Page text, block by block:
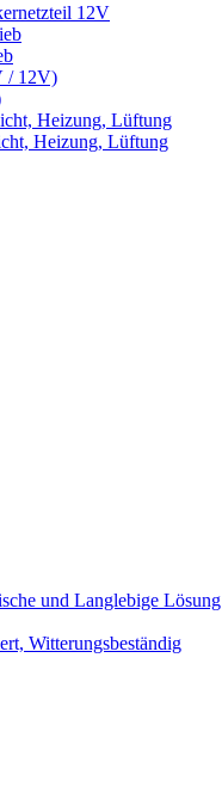
12V
/ 12V)
Heizung, Lüftung
Heizung, Lüftung
und Langlebige Lösung
Witterungsbeständig